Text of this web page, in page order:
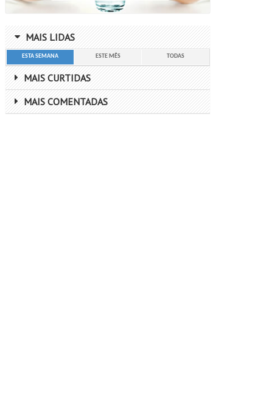
MAIS LIDAS
ESTA SEMANA ESTE MÊS TODAS
MAIS CURTIDAS
MAIS COMENTADAS